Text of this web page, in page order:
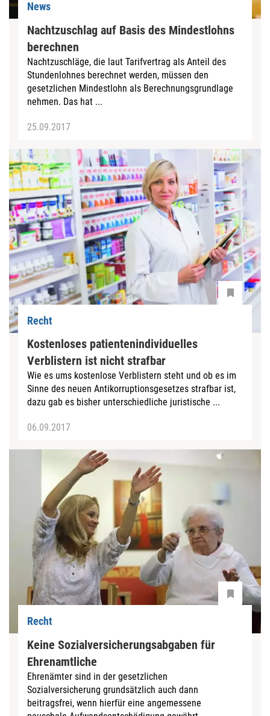
News
Nachtzuschlag auf Basis des Mindestlohns
berechnen
Nachtzuschläge, die laut Tarifvertrag als Anteil des
Stundenlohnes berechnet werden, müssen den
gesetzlichen Mindestlohn als Berechnungsgrundlage
nehmen. Das hat ...
25.09.2017
Recht
Kostenloses patientenindividuelles
Verblistern ist nicht strafbar
Wie es ums kostenlose Verblistern steht und ob es im
Sinne des neuen Antikorruptionsgesetzes strafbar ist,
dazu gab es bisher unterschiedliche juristische ...
06.09.2017
Recht
Keine Sozialversicherungsabgaben für
Ehrenamtliche
Ehrenämter sind in der gesetzlichen
Sozialversicherung grundsätzlich auch dann
beitragsfrei, wenn hierfür eine angemessene